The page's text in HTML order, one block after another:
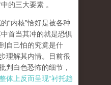
中的三大要素 。
“内核”恰好是被各种
中首当其冲的就是恐惧
自己怕的究竟是什
理解其内情。目前很
判白色恐怖的细节，
体上反而呈现“衬托趋